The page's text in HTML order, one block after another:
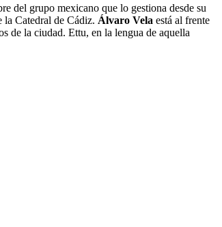
del grupo mexicano que lo gestiona desde su
la Catedral de Cádiz. Álvaro Vela está al frente
de la ciudad. Ettu, en la lengua de aquella